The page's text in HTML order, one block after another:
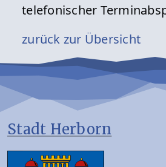
telefonischer
zurück zur Übersicht
Stadt Herborn